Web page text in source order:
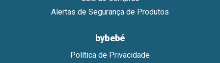
Alertas de Segurança de Produtos
bybebé
Política de Privacidade